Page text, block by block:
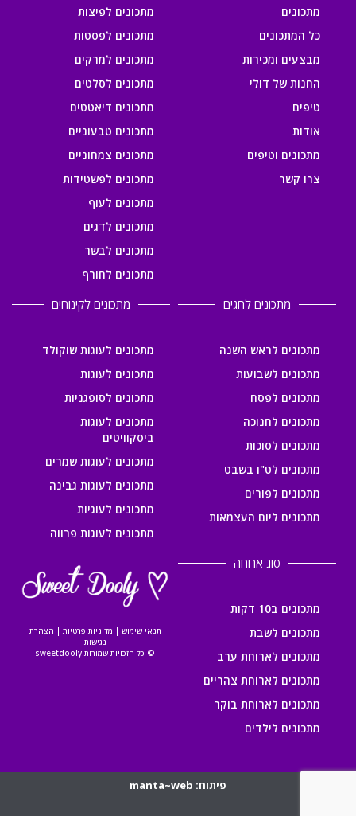
מתכונים
כל המתכונים
מבצעים ומכירות
החנות של דולי
טיפים
אודות
מתכונים וטיפים
צרו קשר
מתכונים לפיצות
מתכונים לפסטות
מתכונים למרקים
מתכונים לסלטים
מתכונים דיאטטים
מתכונים טבעוניים
מתכונים צמחוניים
מתכונים לפשטידות
מתכונים לעוף
מתכונים לדגים
מתכונים לבשר
מתכונים לחורף
מתכונים לחגים
מתכונים לראש השנה
מתכונים לשבועות
מתכונים לפסח
מתכונים לחנוכה
מתכונים לסוכות
מתכונים לט"ו בשבט
מתכונים לפורים
מתכונים ליום העצמאות
מתכונים לקינוחים
מתכונים לעוגות שוקולד
מתכונים לעוגות
מתכונים לסופגניות
מתכונים לעוגות
ביסקוויטים
מתכונים לעוגות שמרים
מתכונים לעוגות גבינה
מתכונים לעוגיות
מתכונים לעוגות פרווה
סוג ארוחה
מתכונים ב10 דקות
מתכונים לשבת
מתכונים לארוחת ערב
מתכונים לארוחת צהריים
מתכונים לארוחת בוקר
מתכונים לילדים
תנאי שימוש | מדיניות פרטיות | הצהרת
נגישות
© כל הזכויות שמורות sweetdooly
פיתוח: manta~web